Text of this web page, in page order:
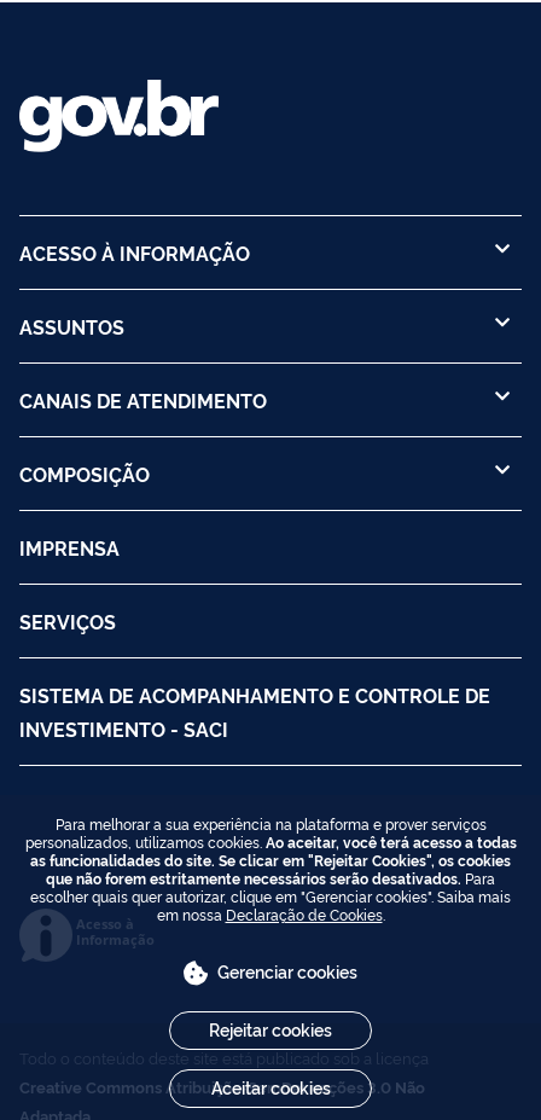
ACESSO À INFORMAÇÃO
ASSUNTOS
CANAIS DE ATENDIMENTO
COMPOSIÇÃO
IMPRENSA
SERVIÇOS
SISTEMA DE ACOMPANHAMENTO E CONTROLE DE
INVESTIMENTO - SACI
Acesso à
Informação
Todo o conteúdo deste site está publicado sob a licença
Creative Commons Atribuição-SemDerivações 3.0 Não
Adaptada
Para melhorar a sua experiência na plataforma e prover serviços
personalizados, utilizamos cookies. Ao aceitar, você terá acesso a todas
as funcionalidades do site. Se clicar em "Rejeitar Cookies", os cookies
que não forem estritamente necessários serão desativados. Para
escolher quais quer autorizar, clique em "Gerenciar cookies". Saiba mais
em nossa Declaração de Cookies.
Gerenciar cookies
Rejeitar cookies
Aceitar cookies